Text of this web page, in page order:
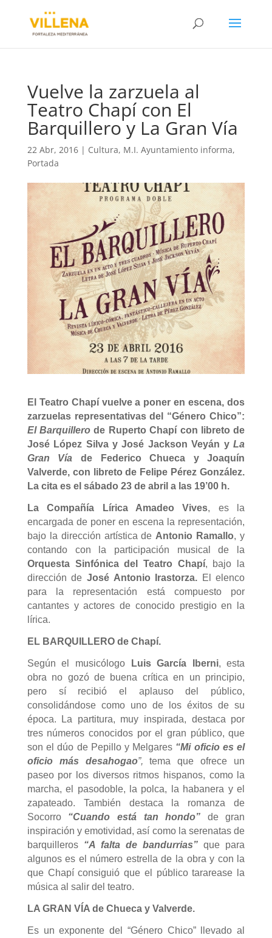
Vuelve la zarzuela al
Teatro Chapí con El
Barquillero y La Gran Vía
22 Abr, 2016| Cultura, M.I. Ayuntamiento informa,
Portada
El Teatro Chapí vuelve a poner en escena, dos
zarzuelas representativas del “Género Chico”:
El Barquillero de Ruperto Chapí con libreto de
José López Silva y José Jackson Veyán yLa
Gran Vía de Federico Chueca y Joaquín
Valverde, con libreto de Felipe Pérez González.
La cita es el sábado 23 de abril a las 19’00 h.
La Compañía Lírica Amadeo Vives, es la
encargada de poner en escena la representación,
bajo la dirección artística de Antonio Ramallo, y
contando con la participación musical de la
Orquesta Sinfónica del Teatro Chapí, bajo la
dirección de José Antonio Irastorza. El elenco
para la representación está compuesto por
cantantes y actores de conocido prestigio en la
lírica.
EL BARQUILLERO de Chapí.
Según el musicólogo Luis García Iberni, esta
obra no gozó de buena crítica en un principio,
pero sí recibió el aplauso del público,
consolidándose como uno de los éxitos de su
época. La partitura, muy inspirada, destaca por
tres números conocidos por el gran público, que
son el dúo de Pepillo y Melgares “Mi oficio es el
oficio más desahogao”, tema que ofrece un
paseo por los diversos ritmos hispanos, como la
marcha, el pasodoble, la polca, la habanera y el
zapateado. También destaca la romanza de
Socorro “Cuando está tan hondo”
de gran
inspiración y emotividad, así como la serenatas de
barquilleros “A falta de bandurrias” que para
algunos es el número estrella de la obra y con la
que Chapí consiguió que el público tararease la
música al salir del teatro.
LA GRAN VÍA de Chueca y Valverde.
Es un exponente del “Género Chico” llevado al